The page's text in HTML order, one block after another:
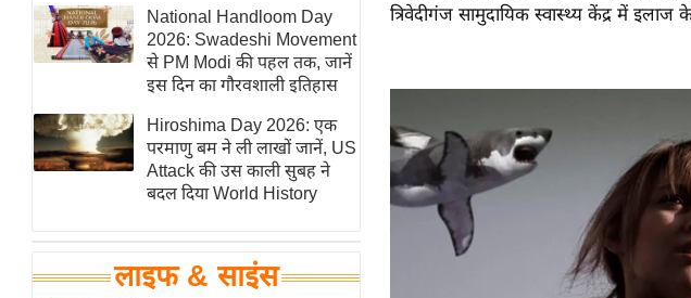
हॉलीवुड
फिल्म समीक्षा
Breaking
News
लाइफस्टाइल
टेक्नॉलॉजी
घरेलू नुस्खे
पर्यटन स्थल
National Handloom Day
2026: Swadeshi Movement
से PM Modi की पहल तक, जानें
इस दिन का गौरवशाली इतिहास
Hiroshima Day 2026: एक
परमाणु बम ने ली लाखों जानें, US
Attack की उस काली सुबह ने
बदल दिया World History
लाइफ & साइंस
त्रिवेदीगंज सामुदायिक स्वास्थ्य केंद्र में इलाज